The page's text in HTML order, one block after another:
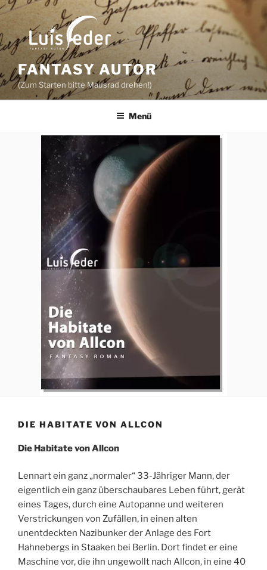
Zum
Inhalt
springen
FANTASY AUTOR
(Zum Starten bitte Mausrad drehen!)
Menü
DIE HABITATE VON ALLCON
Die Habitate von Allcon
Lennart ein ganz „normaler“ 33-Jähriger Mann, der
eigentlich ein ganz überschaubares Leben führt, gerät
eines Tages, durch eine Autopanne und weiteren
Verstrickungen von Zufällen, in einen alten
unentdeckten Nazibunker der Anlage des Fort
Hahnebergs in Staaken bei Berlin. Dort findet er eine
Maschine vor, die ihn ungewollt nach Allcon, in eine 40